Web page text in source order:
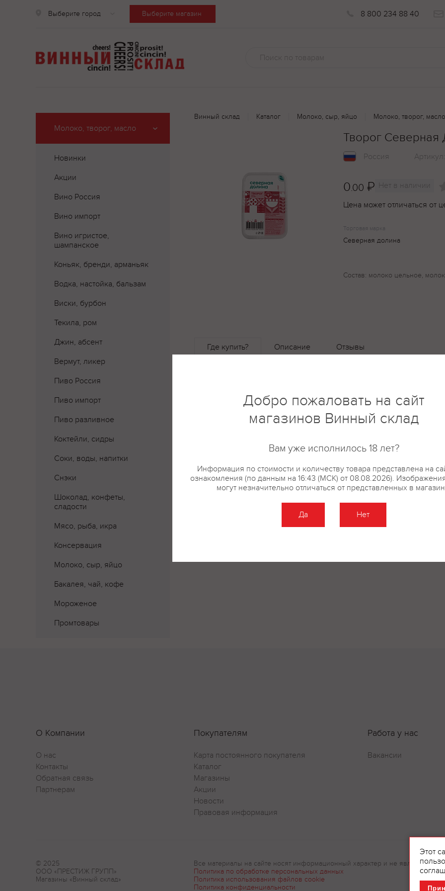
Выберите город Выберите магазин 8 800 234 88 40
Молоко, творог, масло
Новинки
Акции
Вино Россия
Вино импорт
Вино игристое,
шампанское
Коньяк, бренди, арманьяк
Водка, настойка, бальзам
Виски, бурбон
Текила, ром
Джин, абсент
Вермут, ликер
Пиво Россия
Пиво импорт
Пиво разливное
Коктейли, сидры
Соки, воды, напитки
Снэки
Шоколад, конфеты,
сладости
Мясо, рыба, икра
Консервация
Молоко, сыр, яйцо
Бакалея, чай, кофе
Мороженое
Промтовары
Винный склад Каталог Молоко, сыр, яйцо Молоко, творог, масло
Творог Северная
Россия Артикул:
0.00 ₽ Нет в наличии
Цена может отличаться от
Торговая марка
Северная долина
Состав: молоко цельное,
Где купить? Описание Отзывы
О Компании
О нас
Контакты
Обратная связь
Партнерам
Покупателям
Карта постоянного покупателя
Каталог
Магазины
Акции
Новости
Правовая информация
Работа у нас
Вакансии
© 2025
ООО «ПРЕСТИЖ ГРУПП»
Магазины «Винный склад»
Все материалы на сайте носят информационный характер и не являются
Политика по обработке персональных данных
Политика использования файлов cookie
Политика конфиденциальности
Этот
Добро пожаловать на сайт
магазинов Винный склад
Вам уже исполнилось 18 лет?
Информация по стоимости и количеству товара представлена на
ознакомления (по данным на 16:43 (МСК) от 08.08.2026).
могут незначительно отличаться от представленных в
Да Нет